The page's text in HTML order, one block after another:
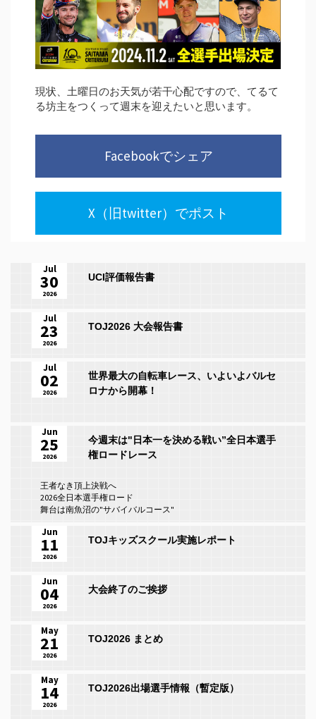
現状、土曜日のお天気が若干心配ですので、てるて
る坊主をつくって週末を迎えたいと思います。
Facebookでシェア
X（旧twitter）でポスト
UCI評価報告書
Jul
30
2026
TOJ2026 大会報告書
Jul
23
2026
世界最大の自転車レース、いよいよバルセ
ロナから開幕！
Jul
02
2026
今週末は"日本一を決める戦い”全日本選手
権ロードレース
王者なき頂上決戦へ
2026全日本選手権ロード
舞台は南魚沼の"サバイバルコース"
Jun
25
2026
TOJキッズスクール実施レポート
Jun
11
2026
大会終了のご挨拶
Jun
04
2026
TOJ2026 まとめ
May
21
2026
TOJ2026出場選手情報（暫定版）
May
14
2026